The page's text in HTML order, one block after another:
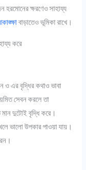
হরমোনের ক্ষরণেও সাহায্য
বাড়াতেও ভূমিকা রাখে।
ও এর বৃদ্ধির কথাও ভাবা
সেবন করলে তা
দুটোই বৃদ্ধি করে।
ভালো উপকার পাওয়া যায়।